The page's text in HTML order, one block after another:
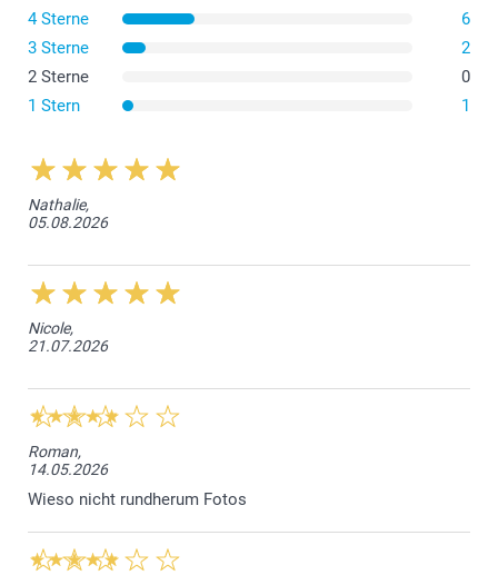
Die Schale im Dessertformat, um bei Abenden mit
Freunden Häppchen zu teilen.
4 Sterne
6
3 Sterne
2
2 Sterne
0
1 Stern
1
Nathalie,
05.08.2026
Nicole,
21.07.2026
Roman,
14.05.2026
Wieso nicht rundherum Fotos